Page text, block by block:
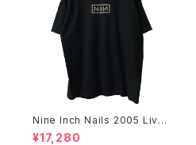
Nine Inch Nails 2005 Live
with Teeth Band Tee
¥17,280